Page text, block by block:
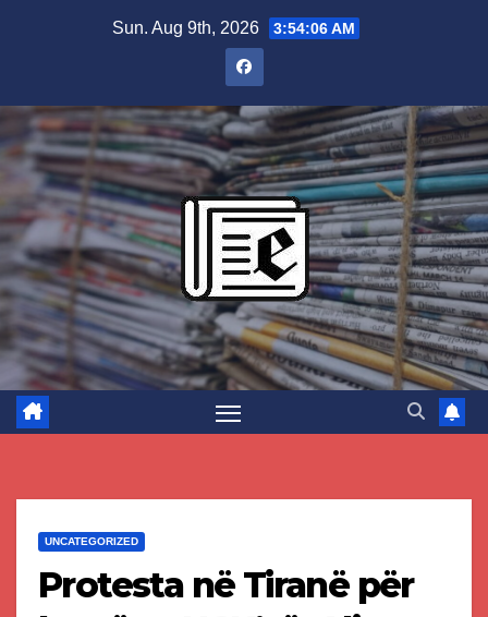
Sun. Aug 9th, 2026 3:54:07 AM
UNCATEGORIZED
Protesta në Tiranë për